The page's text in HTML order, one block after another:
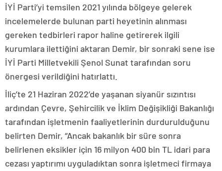
İYİ Parti’yi temsilen 2021 yılında bölgeye gelerek
incelemelerde bulunan parti heyetinin alınması
gereken tedbirleri rapor haline getirerek ilgili
kurumlara ilettiğini aktaran Demir, bir sonraki sene ise
İYİ Parti Milletvekili Şenol Sunat tarafından soru
önergesi verildiğini hatırlattı.
İliç’te 21 Haziran 2022’de yaşanan siyanür sızıntısı
ardından Çevre, Şehircilik ve İklim Değişikliği Bakanlığı
tarafından işletmenin faaliyetlerinin durdurulduğunu
belirten Demir, “Ancak bakanlık bir süre sonra
belirlenen eksikler için 16 milyon 400 bin TL idari para
cezası yaptırımı uyguladıktan sonra işletmeci firmaya